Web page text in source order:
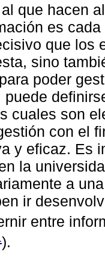
que hacen
es
que los
sino
poder
puede
cuales son
con el
y eficaz. Es
la
a
ir
entre
).